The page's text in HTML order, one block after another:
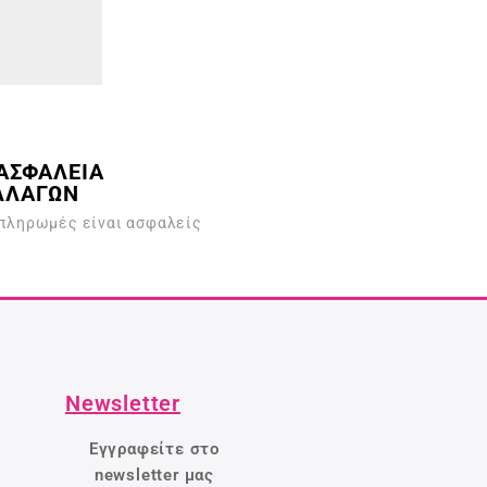
είναι ασφαλείς
Newsletter
Εγγραφείτε στο
newsletter μας